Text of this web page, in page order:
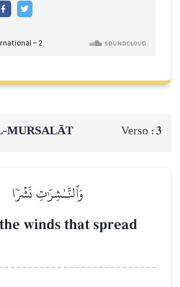
Verso :3
وَٱلنَّـٰشِرَٰتِ نَشۡرٗا
winds that spread